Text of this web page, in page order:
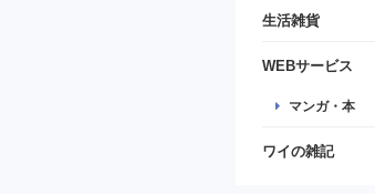
生活雑貨
WEBサービス
マンガ・本
ワイの雑記